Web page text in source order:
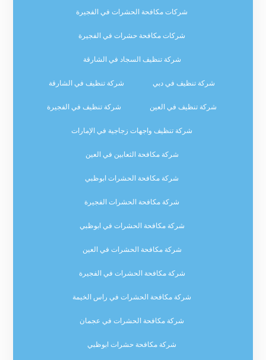
شركات مكافحة الحشرات في الفجيرة
شركات مكافحة حشرات في الفجيرة
شركة تنظيف السجاد في الشارقة
شركة تنظيف في دبي شركة تنظيف في الشارقة
شركة تنظيف في العين شركة تنظيف في الفجيرة
شركة تنظيف واجهات زجاجية في الإمارات
شركة مكافحة الثعابين في العين
شركة مكافحة الحشرات ابوظبي
شركة مكافحة الحشرات الفجيرة
شركة مكافحة الحشرات في ابوظبي
شركة مكافحة الحشرات في العين
شركة مكافحة الحشرات في الفجيرة
شركة مكافحة الحشرات في راس الخيمة
شركة مكافحة الحشرات في عجمان
شركة مكافحة حشرات ابوظبي